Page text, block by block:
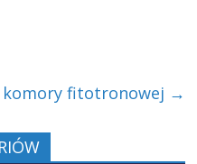
komory fitotronowej →